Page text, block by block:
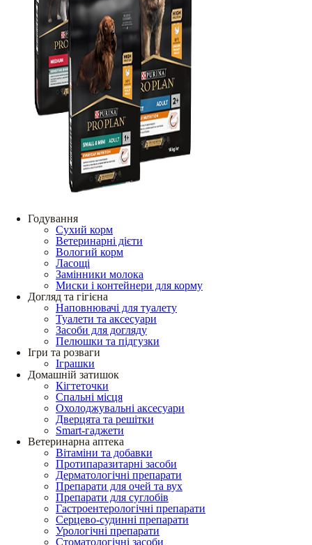
Годування
Сухий корм
Ветеринарні дієти
Вологий корм
Ласощі
Замінники молока
Миски і контейнери для корму
Догляд та гігієна
Наповнювачі для туалету
Туалети та аксесуари
Засоби для догляду
Пелюшки та підгузки
Ігри та розваги
Іграшки
Домашній затишок
Кігтеточки
Спальні місця
Охолоджувальні аксесуари
Дверцята та решітки
Smart-гаджети
Ветеринарна аптека
Вітаміни та добавки
Протипаразитарні засоби
Дерматологічні препарати
Препарати для очей та вух
Препарати для суглобів
Гастроентерологічні препарати
Серцево-судинні препарати
Урологічні препарати
Стоматологічні засоби